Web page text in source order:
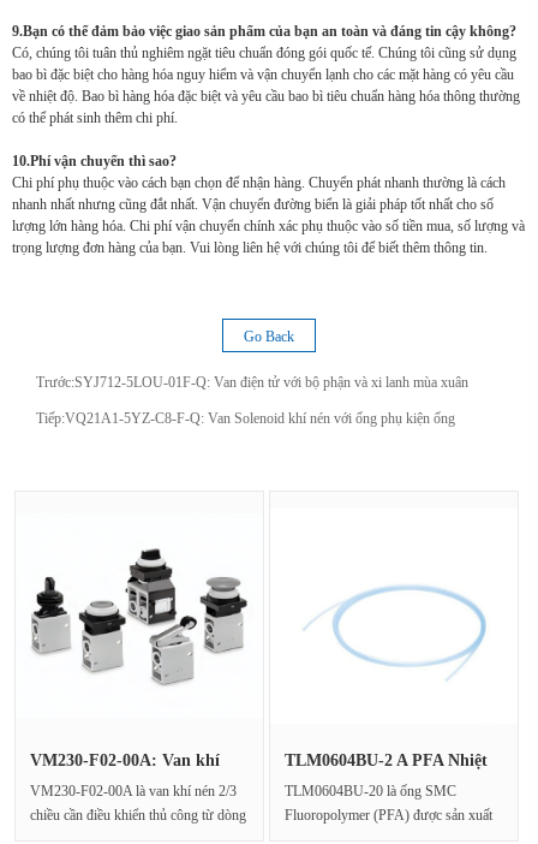
9.Bạn có thể đảm bảo việc giao sản phẩm của bạn an toàn và đáng tin cậy không?
Có, chúng tôi tuân thủ nghiêm ngặt tiêu chuẩn đóng gói quốc tế. Chúng tôi cũng sử dụng
bao bì đặc biệt cho hàng hóa nguy hiểm và vận chuyển lạnh cho các mặt hàng có yêu cầu
về nhiệt độ. Bao bì hàng hóa đặc biệt và yêu cầu bao bì tiêu chuẩn hàng hóa thông thường
có thể phát sinh thêm chi phí.
10.Phí vận chuyển thì sao?
Chi phí phụ thuộc vào cách bạn chọn để nhận hàng. Chuyển phát nhanh thường là cách
nhanh nhất nhưng cũng đắt nhất. Vận chuyển đường biển là giải pháp tốt nhất cho số
lượng lớn hàng hóa. Chi phí vận chuyển chính xác phụ thuộc vào số tiền mua, số lượng và
trọng lượng đơn hàng của bạn. Vui lòng liên hệ với chúng tôi để biết thêm thông tin.
Go Back
Trước:SYJ712-5LOU-01F-Q: Van điện tử với bộ phận và xi lanh mùa xuân
Tiếp:VQ21A1-5YZ-C8-F-Q: Van Solenoid khí nén với ống phụ kiện ống
VM230-F02-00A: Van khí
VM230-F02-00A là van khí nén 2/3
chiều cần điều khiển thủ công từ dòng
TLM0604BU-2 A PFA Nhiệt
TLM0604BU-20 là ống SMC
Fluoropolymer (PFA) được sản xuất